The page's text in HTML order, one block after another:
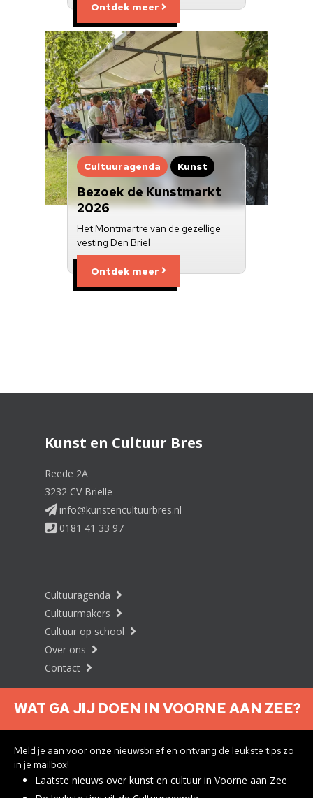
Ontdek meer
Cultuuragenda Kunst
Bezoek de Kunstmarkt
2026
Het Montmartre van de gezellige
vesting Den Briel
Ontdek meer
Kunst en Cultuur Bres
Reede 2A
3232 CV Brielle
info@kunstencultuurbres.nl
0181 41 33 97
Cultuuragenda
Cultuurmakers
Cultuur op school
Over ons
Contact
Nieuwsbrief aanmelden
WAT GA JIJ DOEN IN VOORNE AAN ZEE?
Meld je aan voor onze nieuwsbrief en ontvang de leukste tips zo
in je mailbox!
Laatste nieuws over kunst en cultuur in Voorne aan Zee